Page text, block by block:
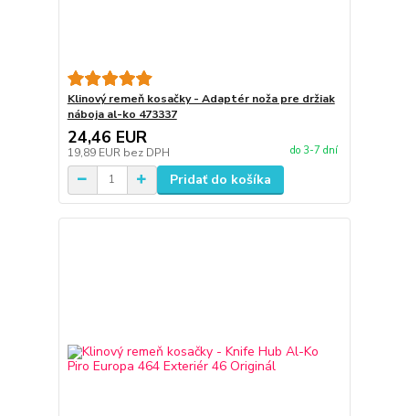
Klinový remeň kosačky - Adaptér noža pre držiak
náboja al-ko 473337
24,46 EUR
19,89 EUR bez DPH do 3-7 dní
Pridať do košíka